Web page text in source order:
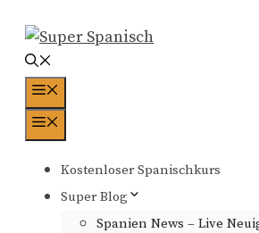
Inhalt
springen
Kostenloser Spanischkurs
Super Blog
Spanien News – Live